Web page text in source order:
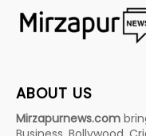
ABOUT US
Mirzapurnews.com